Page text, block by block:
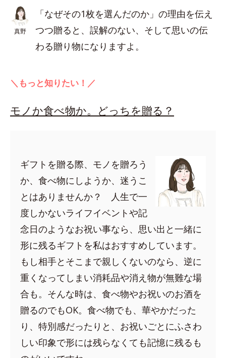
真野
「なぜその1枚を選んだのか」の理由を伝え
つつ贈ると、誤解のない、そして思いの伝
わる贈り物になりますよ。
＼もっと知りたい！／
モノか食べ物か。どっちを贈る？
ギフトを贈る際、モノを贈ろう
か、食べ物にしようか、迷うこ
とはありませんか？ 人生で一
度しかないライフイベントや記
念日のようなお祝い事なら、思い出と一緒に
形に残るギフトを私はおすすめしています。
もし相手とそこまで親しくないのなら、逆に
重くなってしまい消耗品や消え物が無難な場
合も。そんな時は、食べ物やお祝いのお酒を
贈るのでもOK。食べ物でも、華やかだった
り、特別感だったりと、お祝いごとにふさわ
しい印象で形には残らなくても記憶に残るも